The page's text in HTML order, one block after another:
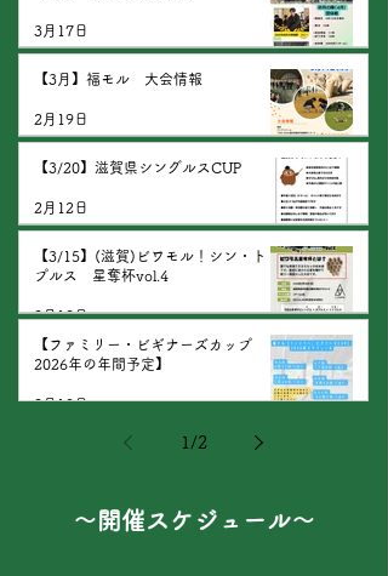
3月17日
【3月】福モル 大会情報
2月19日
【3/20】滋賀県シングルスCUP
2月12日
【3/15】(滋賀)ビワモル！シン・トリ
プルス 星奪杯vol.4
2月12日
【ファミリー・ビギナーズカップ
2026年の年間予定】
2月10日
1 /2
​～開催スケジュール～